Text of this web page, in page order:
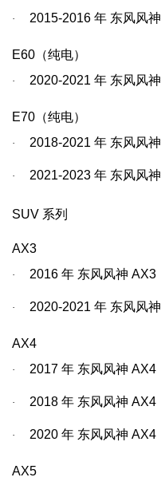
· 2015-2016 年 东风风神
E60 （纯电）
· 2020-2021 年 东风风神
E70 （纯电）
· 2018-2021 年 东风风神
· 2021-2023 年 东风风神
SUV 系列
AX3
· 2016 年 东风风神 AX3
· 2020-2021 年 东风风神
AX4
· 2017 年 东风风神 AX4
· 2018 年 东风风神 AX4
· 2020 年 东风风神 AX4
AX5